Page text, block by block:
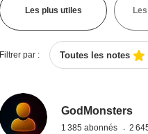
Les plus utiles
Filtrer par : Toutes les notes
GodMonsters
1 385 abonnés 2